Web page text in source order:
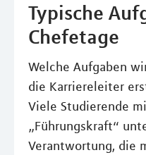
Typische
Chefetage
Welche Aufgaben
die Karriereleiter
Viele Studierende
„Führungskraft“
Verantwortung, die